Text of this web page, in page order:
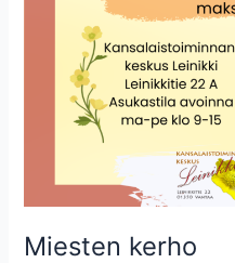
Miesten kerho